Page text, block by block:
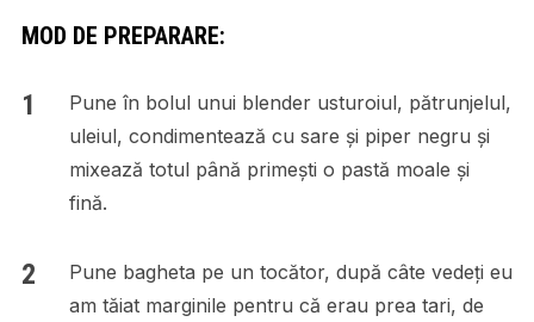
MOD DE PREPARARE:
Pune în bolul unui blender usturoiul, pătrunjelul,
uleiul, condimentează cu sare și piper negru și
mixează totul până primești o pastă moale și
fină.
Pune bagheta pe un tocător, după câte vedeți eu
am tăiat marginile pentru că erau prea tari, de